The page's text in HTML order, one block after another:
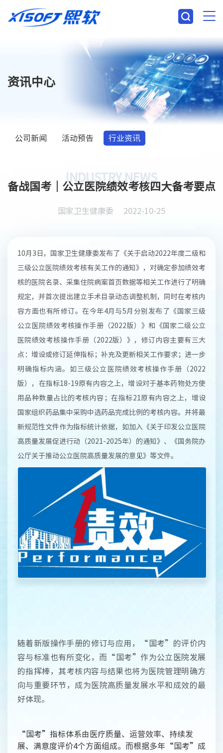
资讯中心
公司新闻 活动预告 行业资讯
INDUSTRY NEWS
备战国考｜公立医院绩效考核四大备考要点
国家卫生健康委 2022-10-25
10月3日，国家卫生健康委发布了《关于启动2022年度二级和
三级公立医院绩效考核有关工作的通知》，对确定参加绩效考
核的医院名录、采集住院病案首页数据等相关工作进行了明确
规定，并首次提出建立手术目录动态调整机制，同时在考核内
容方面也有所修订。在今年4月与5月分别发布了《国家三级
公立医院绩效考核操作手册（2022版）》和《国家二级公立
医院绩效考核操作手册（2022版）》，修订内容主要有三大
点：增设或修订延伸指标；补充及更新相关工作要求；进一步
明确指标内涵。如三级公立医院绩效考核操作手册（2022
版），在指标18-19原有内容之上，增设对于基本药物处方使
用品种数量占比的考核内容；在指标21原有内容之上，增设
国家组织药品集中采购中选药品完成比例的考核内容。并将最
新规范性文件作为指标统计依据，如加入《关于印发公立医院
高质量发展促进行动（2021-2025年）的通知》、《国务院办
公厅关于推动公立医院高质量发展的意见》等文件。
随着新版操作手册的修订与应用，“国考”的评价内
容与标准也有所变化，而“国考”作为公立医院发展
的指挥棒，其考核内容与结果也将为医院管理明确方
向与重要环节，成为医院高质量发展水平和成效的最
好体现。
“国考”指标体系由医疗质量、运营效率、持续发
展、满意度评价4个方面组成。而根据多年“国考”成